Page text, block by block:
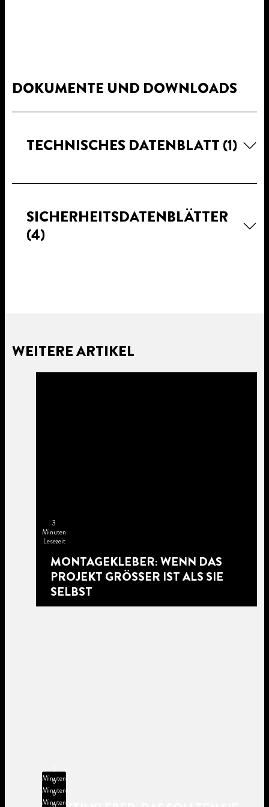
DOKUMENTE UND DOWNLOADS
TECHNISCHES DATENBLATT (1)
SICHERHEITSDATENBLÄTTER
(4)
WEITERE ARTIKEL
3
Minuten
Lesezeit
MONTAGEKLEBER: WENN DAS
PROJEKT GRÖSSER IST ALS SIE S
ELBST
5
Minuten
Lesezeit
6
Minuten
Lesezeit
6
Minuten